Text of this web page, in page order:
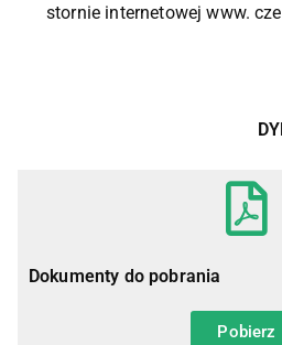
stornie internetowej www.
Dokumenty do pobrania
Pobierz